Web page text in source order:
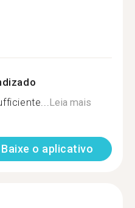
Leia mais
Baixe o aplicativo